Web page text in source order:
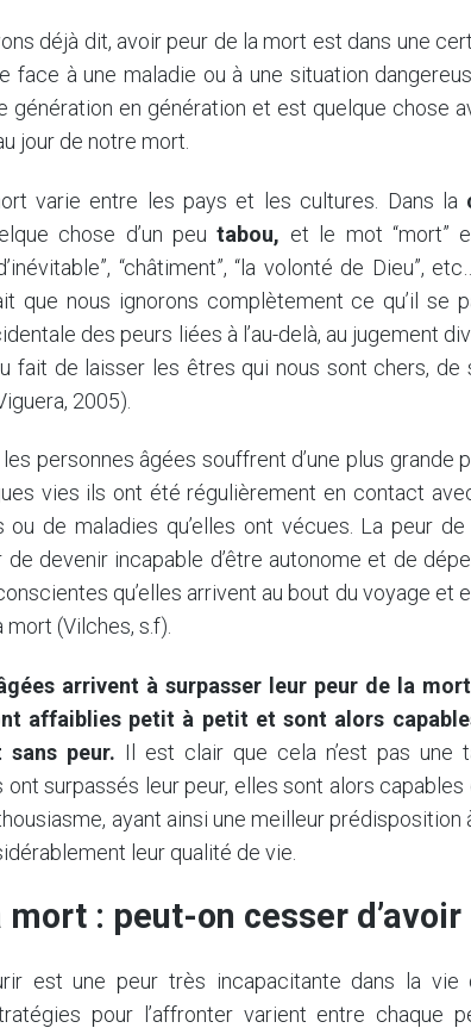
déjà dit, avoir peur de la mort est dans une
face à une maladie ou à une situation
génération en génération et est quelque chose
jour de notre mort.
varie entre les pays et les cultures. Dans la
chose d’un peutabou, et le mot “mort”
“châtiment”, “la volonté de Dieu”,
que nous ignorons complètement ce qu’il se
des peurs liées à l’au-delà, au jugement
fait de laisser les êtres qui nous sont chers, de
2005).
personnes âgées souffrent d’une plus grande
vies ils ont été régulièrement en contact
de maladies qu’elles ont vécues. La peur
de devenir incapable d’être autonome et de
qu’elles arrivent au bout du voyage et
mort (Vilches, s.f).
arrivent à surpasser leur peur de la
affaiblies petit à petit et sont alors
peur. Il est clair que cela n’est pas une
ont surpassés leur peur, elles sont alors
ayant ainsi une meilleur
leur qualité de vie.
mort : peut-on cesser
est une peur très incapacitante dans la vie
pour l’affronter varient entre chaque